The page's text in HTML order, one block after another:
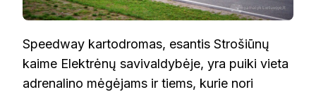
Speedway kartodromas, esantis Strošiūnų
kaime Elektrėnų savivaldybėje, yra puiki vieta
adrenalino mėgėjams ir tiems, kurie nori